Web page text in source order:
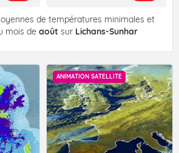
de températures minimales et
mois de août sur Lichans-Sunhar
ANIMATION SATELLITE